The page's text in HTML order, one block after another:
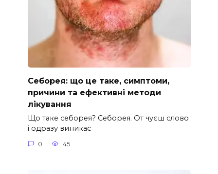
Себорея: що це таке, симптоми,
причини та ефективні методи
лікування
Що таке себорея? Себорея. От чуєш слово
і одразу виникає
0 45